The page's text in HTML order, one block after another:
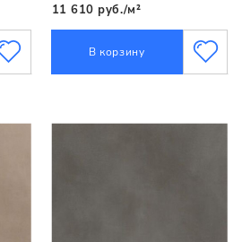
11 610 руб./м²
В корзину